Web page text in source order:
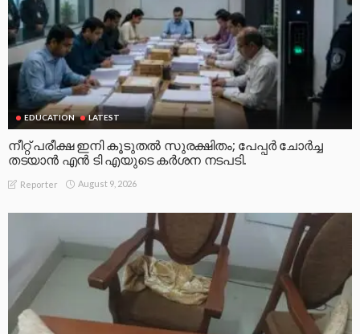
EDUCATION LATEST
നീറ്റ് പരീക്ഷ ഇനി കൂടുതൽ സുരക്ഷിതം; പേപ്പർ ചോർച്ച
തടയാൻ എൻ ടി എയുടെ കർശന നടപടി.
Reporter August 9, 2026